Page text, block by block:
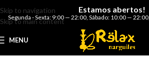
Skip to navigation
Skip to main content
Estamos abertos!
Segunda - Sexta: 9:00 — 22:00 Sábado: 10:00 — 22:00
MENU